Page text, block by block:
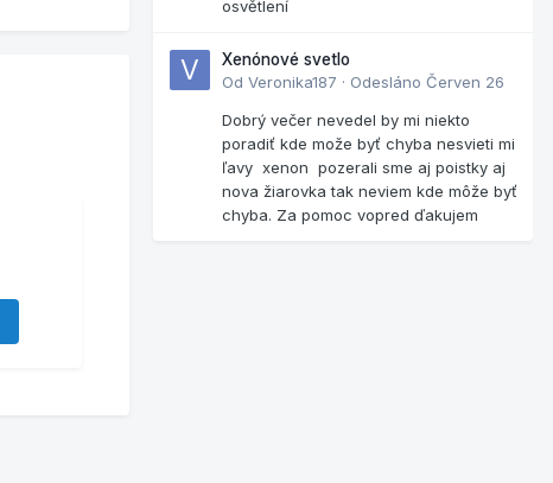
osvětlení
Xenónové svetlo
Od Veronika187 · Odesláno Červen 26
Dobrý večer nevedel by mi niekto
poradiť kde može byť chyba nesvieti mi
ľavy xenon pozerali sme aj poistky aj
nova žiarovka tak neviem kde môže byť
chyba. Za pomoc vopred ďakujem